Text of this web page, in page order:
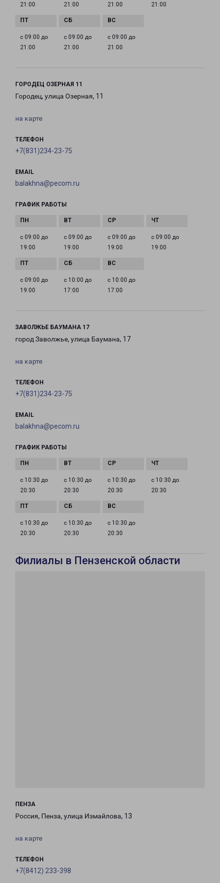
21:00 21:00 21:00 21:00
с 09:00 до
21:00
с 09:00 до
21:00
с 09:00 до
21:00
ГОРОДЕЦ ОЗЕРНАЯ 11
Городец, улица Озерная, 11
на карте
ТЕЛЕФОН
+7(831)234-23-75
EMAIL
balakhna@pecom.ru
ГРАФИК РАБОТЫ
с 09:00 до
19:00
с 09:00 до
19:00
с 09:00 до
19:00
с 09:00 до
19:00
с 09:00 до
19:00
с 10:00 до
17:00
с 10:00 до
17:00
ЗАВОЛЖЬЕ БАУМАНА 17
город Заволжье, улица Баумана, 17
на карте
ТЕЛЕФОН
+7(831)234-23-75
EMAIL
balakhna@pecom.ru
ГРАФИК РАБОТЫ
с 10:30 до
20:30
с 10:30 до
20:30
с 10:30 до
20:30
с 10:30 до
20:30
с 10:30 до
20:30
с 10:30 до
20:30
с 10:30 до
20:30
Филиалы в Пензенской области
ПЕНЗА
Россия, Пенза, улица Измайлова, 13
на карте
ТЕЛЕФОН
+7(8412) 233-398